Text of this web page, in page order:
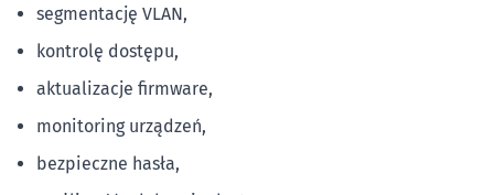
segmentację VLAN,
kontrolę dostępu,
aktualizacje firmware,
monitoring urządzeń,
bezpieczne hasła,